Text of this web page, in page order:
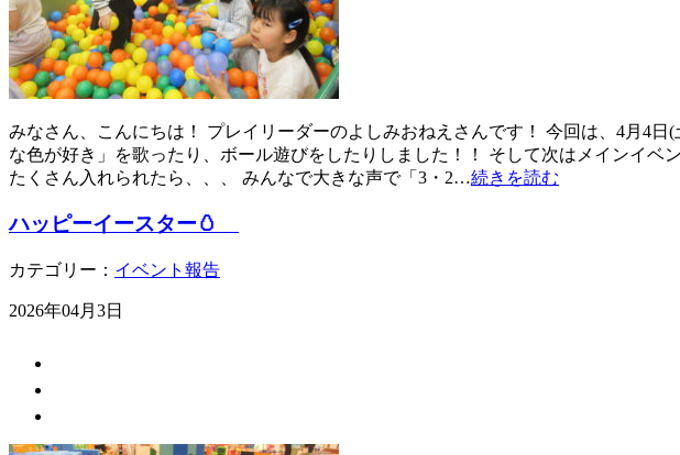
みなさん、こんにちは！ プレイリーダーのよしみおねえさんです！ 今回は、4月4
な色が好き」を歌ったり、ボール遊びをしたりしました！！ そして次はメインイ
たくさん入れられたら、、、 みんなで大きな声で「3・2…続きを読む
ハッピーイースター🥚
カテゴリー： イベント報告
2026年04月3日